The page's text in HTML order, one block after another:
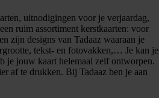
uitnodigingen voor je verjaardag,
ruim assortiment kerstkaarten: voor
zijn designs van Tadaaz waaraan je
tekst- en fotovakken,… Je kan je
je jouw kaart helemaal zelf ontworpen.
af te drukken. Bij Tadaaz ben je aan